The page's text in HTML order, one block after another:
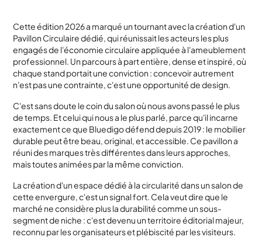
Cette édition 2026 a marqué un tournant avec la création d'un
Pavillon Circulaire dédié, qui réunissait les acteurs les plus
engagés de l'économie circulaire appliquée à l'ameublement
professionnel. Un parcours à part entière, dense et inspiré, où
chaque stand portait une conviction : concevoir autrement
n'est pas une contrainte, c'est une opportunité de design.
C'est sans doute le coin du salon où nous avons passé le plus
de temps. Et celui qui nous a le plus parlé, parce qu'il incarne
exactement ce que Bluedigo défend depuis 2019 : le mobilier
durable peut être beau, original, et accessible. Ce pavillon a
réuni des marques très différentes dans leurs approches,
mais toutes animées par la même conviction.
La création d'un espace dédié à la circularité dans un salon de
cette envergure, c'est un signal fort. Cela veut dire que le
marché ne considère plus la durabilité comme un sous-
segment de niche : c'est devenu un territoire éditorial majeur,
reconnu par les organisateurs et plébiscité par les visiteurs.